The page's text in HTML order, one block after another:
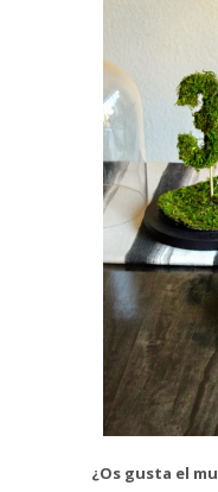
¿Os gusta el